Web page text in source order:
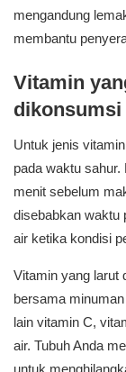
mengandung
membantu
Vitamin
Untuk jenis
pada waktu
menit sebelum
disebabkan waktu
air ketika kondisi
Vitamin yang larut
bersama
lain vitamin C,
air. Tubuh Anda